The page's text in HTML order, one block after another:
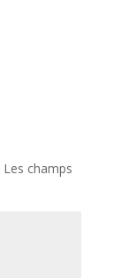
Les champs